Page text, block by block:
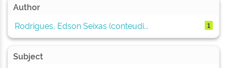
Author
Rodrigues, Edson Seixas (conteudi...
1
Subject